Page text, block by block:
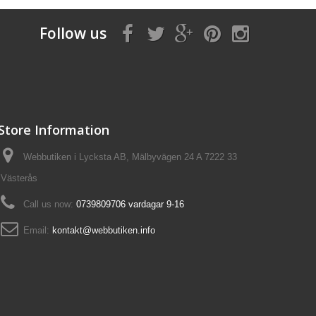
Follow us
Information
Webbutiken i Lycksta AB, Mälbyvägen 24 A 7222 33
Västerås
Call us now: 0739809706 vardagar 9-16
Email: kontakt@webbutiken.info